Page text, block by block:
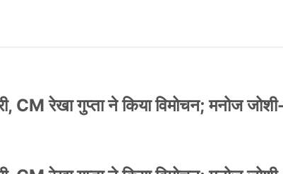
CM रेखा गुप्ता ने किया विमोचन; मनोज